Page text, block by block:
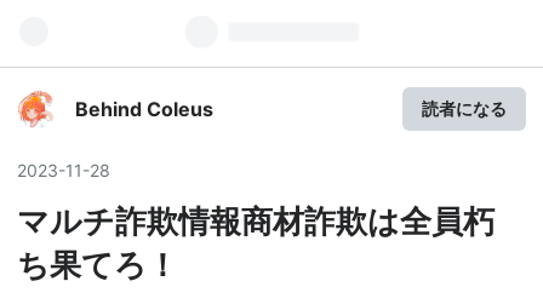
Behind Coleus 読者になる
2023-11-28
マルチ詐欺情報商材詐欺は全員朽
ち果てろ！